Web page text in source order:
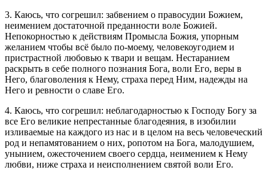
3. Каюсь, что согрешил: забвением о правосудии Божием,
неимением достаточной преданности воле Божией.
Непокорностью к действиям Промысла Божия, упорным
желанием чтобы всё было по-моему, человекоугодием и
пристрастной любовью к твари и вещам. Нестаранием
раскрыть в себе полного познания Бога, воли Его, веры в
Него, благоволения к Нему, страха перед Ним, надежды на
Него и ревности о славе Его.
4. Каюсь, что согрешил: неблагодарностью к Господу Богу за
все Его великие непрестанные благодеяния, в изобилии
изливаемые на каждого из нас и в целом на весь человеческий
род и непамятованием о них, ропотом на Бога, малодушием,
унынием, ожесточением своего сердца, неимением к Нему
любви, ниже страха и неисполнением святой воли Его.